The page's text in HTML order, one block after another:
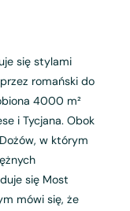
się stylami
romański do
4000 m²
i Tycjana. Obok
w którym
się Most
mówi się, że